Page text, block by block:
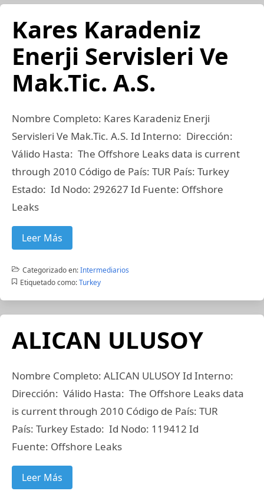
Kares Karadeniz
Enerji Servisleri Ve
Mak.Tic. A.S.
Nombre Completo: Kares Karadeniz Enerji
Servisleri Ve Mak.Tic. A.S. Id Interno: Dirección:
Válido Hasta: The Offshore Leaks data is current
through 2010 Código de País: TUR País: Turkey
Estado: Id Nodo: 292627 Id Fuente: Offshore
Leaks
Leer Más
Categorizado en:Intermediarios
Etiquetado como: Turkey
ALICAN ULUSOY
Nombre Completo: ALICAN ULUSOY Id Interno:
Dirección: Válido Hasta: The Offshore Leaks data
is current through 2010 Código de País: TUR
País: Turkey Estado: Id Nodo: 119412 Id
Fuente: Offshore Leaks
Leer Más